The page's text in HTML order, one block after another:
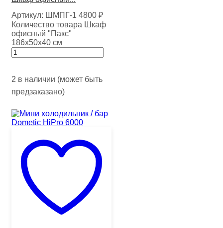
Артикул: ШМПГ-1 4800 ₽
Количество товара Шкаф
офисный "Пакс"
186х50х40 см
2 в наличии (может быть
предзаказано)